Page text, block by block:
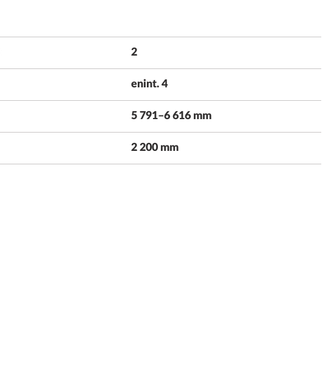
2
enint. 4
5 791–6 616 mm
2 200 mm